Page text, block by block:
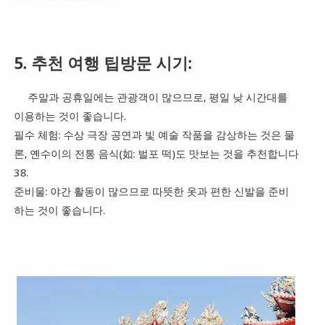
5. 추천 여행 팁방문 시기:
주말과 공휴일에는 관광객이 많으므로, 평일 낮 시간대를
이용하는 것이 좋습니다.
필수 체험: 수상 극장 공연과 빛 예술 작품을 감상하는 것은 물
론, 옌수이의 전통 음식(如: 벌포 떡)도 맛보는 것을 추천합니다
38.
준비물: 야간 활동이 많으므로 따뜻한 옷과 편한 신발을 준비
하는 것이 좋습니다.